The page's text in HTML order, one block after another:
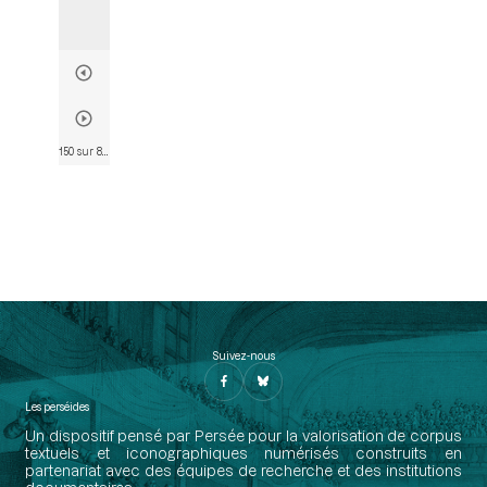
Suivez-nous
Les perséides
Un dispositif pensé par Persée pour la valorisation de corpus
textuels et iconographiques numérisés construits en
partenariat avec des équipes de recherche et des institutions